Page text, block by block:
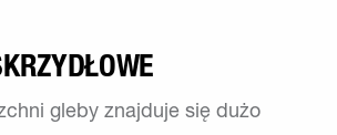
gleby znajduje się dużo